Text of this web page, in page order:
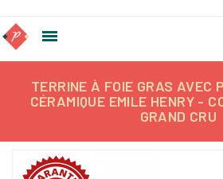

TERRINE À FOIE GRAS AVEC
CÉRAMIQUE EMILE HENRY -
GRAND CRU